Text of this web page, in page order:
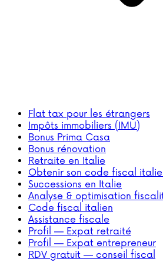
Flat tax pour les étrangers
Impôts immobiliers (IMU)
Bonus Prima Casa
Bonus rénovation
Retraite en Italie
Obtenir son code fiscal
Successions en Italie
Analyse & optimisation
Code fiscal italien
Assistance fiscale
Profil — Expat retraité
Profil — Expat entrepreneur
RDV gratuit — conseil fiscal